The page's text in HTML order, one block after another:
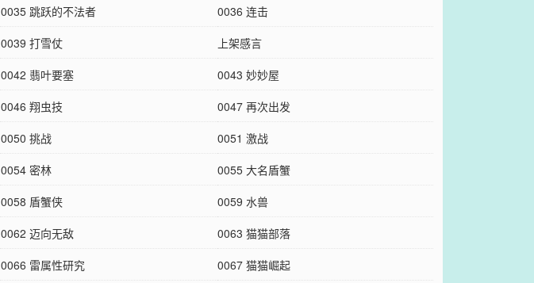
0035 跳跃的不法者
0036 连击
0039 打雪仗
上架感言
0042 翡叶要塞
0043 妙妙屋
0046 翔虫技
0047 再次出发
0050 挑战
0051 激战
0054 密林
0055 大名盾蟹
0058 盾蟹侠
0059 水兽
0062 迈向无敌
0063 猫猫部落
0066 雷属性研究
0067 猫猫崛起